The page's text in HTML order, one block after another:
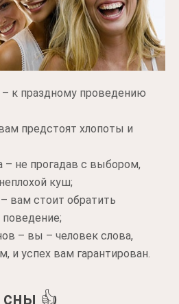
к праздному проведению
предстоят хлопоты и
– не прогадав с выбором,
куш;
вам стоит обратить
– вы – человек слова,
и успех вам гарантирован.
сны 👍